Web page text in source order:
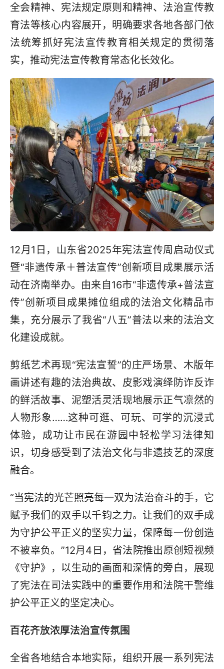
全会精神、宪法规定原则和精神、法治宣传教
育法等核心内容展开，明确要求各地各部门依
法统筹抓好宪法宣传教育相关规定的贯彻落
实，推动宪法宣传教育常态化长效化。
12月1日，山东省2025年宪法宣传周启动仪式
暨“非遗传承＋普法宣传”创新项目成果展示活
动在济南举办。由来自16市“非遗传承+普法宣
传”创新项目成果摊位组成的法治文化精品市
集，充分展示了我省“八五”普法以来的法治文
化建设成就。
剪纸艺术再现“宪法宣誓”的庄严场景、木版年
画讲述有趣的法治典故、皮影戏演绎防诈反诈
的鲜活故事、泥塑活灵活现地展示正气凛然的
人物形象……这种可逛、可玩、可学的沉浸式
体验，成功让市民在游园中轻松学习法律知
识，切身感受到了法治文化与非遗技艺的深度
融合。
“当宪法的光芒照亮每一双为法治奋斗的手，它
赋予我们的双手以千钧之力。让我们的双手成
为守护公平正义的坚实力量，保障每一份创造
不被辜负。”12月4日，省法院推出原创短视频
《守护》，以生动的画面和深情的旁白，展现
了宪法在司法实践中的重要作用和法院干警维
护公平正义的坚定决心。
百花齐放浓厚法治宣传氛围
全省各地结合本地实际，组织开展一系列宪法